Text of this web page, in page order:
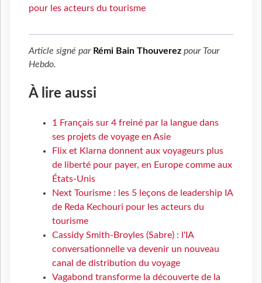
pour les acteurs du tourisme
Article signé par Rémi Bain Thouverez pour Tour
Hebdo.
À lire aussi
1 Français sur 4 freiné par la langue dans
ses projets de voyage en Asie
Flix et Klarna donnent aux voyageurs plus
de liberté pour payer, en Europe comme aux
États-Unis
Next Tourisme : les 5 leçons de leadership IA
de Reda Kechouri pour les acteurs du
tourisme
Cassidy Smith-Broyles (Sabre) : l'IA
conversationnelle va devenir un nouveau
canal de distribution du voyage
Vagabond transforme la découverte de la